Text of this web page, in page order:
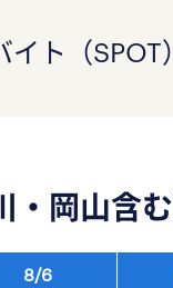
イト（SPOT
岡山含む
8/6